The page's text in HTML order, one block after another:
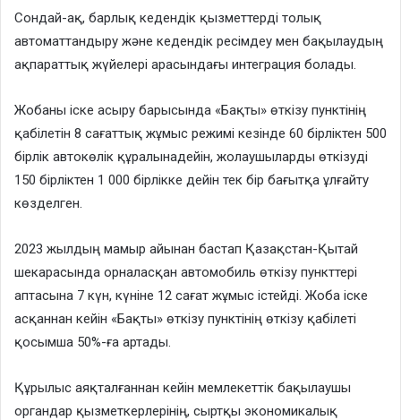
Сондай-ақ, барлық кедендік қызметтерді толық
автоматтандыру және кедендік ресімдеу мен бақылаудың
ақпараттық жүйелері арасындағы интеграция болады.
Жобаны іске асыру барысында «Бақты» өткізу пунктінің
қабілетін 8 сағаттық жұмыс режимі кезінде 60 бірліктен 500
бірлік автокөлік құралынадейін, жолаушыларды өткізуді
150 бірліктен 1 000 бірлікке дейін тек бір бағытқа ұлғайту
көзделген.
2023 жылдың мамыр айынан бастап Қазақстан-Қытай
шекарасында орналасқан автомобиль өткізу пункттері
аптасына 7 күн, күніне 12 сағат жұмыс істейді. Жоба іске
асқаннан кейін «Бақты» өткізу пунктінің өткізу қабілеті
қосымша 50%-ға артады.
Құрылыс аяқталғаннан кейін мемлекеттік бақылаушы
органдар қызметкерлерінің, сыртқы экономикалық